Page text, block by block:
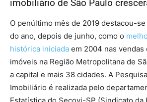
imobiliário de São Paulo
O penúltimo mês de 2019 destacou-
do ano, depois de junho, como o
histórica iniciada em 2004 nas vendas
imóveis na Região Metropolitana de
a capital e mais 38 cidades. A
Imobiliário é realizada pelo